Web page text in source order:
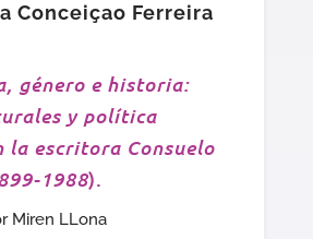
Conceiçao Ferreira
género e historia:
y política
la escritora Consuelo
1988).
Miren LLona